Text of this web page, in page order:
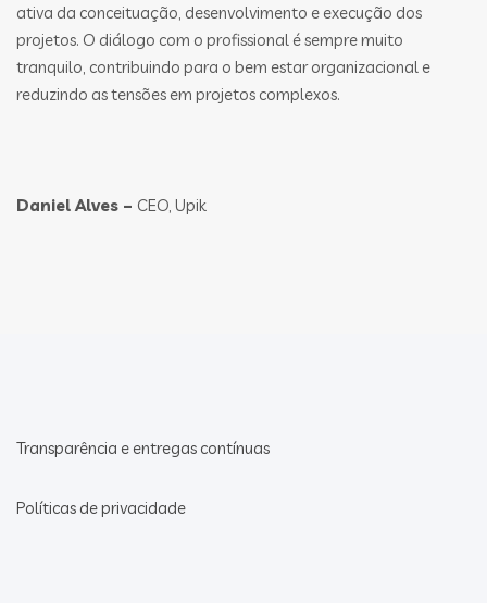
ativa da conceituação, desenvolvimento e execução dos
projetos. O diálogo com o profissional é sempre muito
tranquilo, contribuindo para o bem estar organizacional e
reduzindo as tensões em projetos complexos.
Daniel Alves – CEO, Upik
Transparência e entregas contínuas
Políticas de privacidade